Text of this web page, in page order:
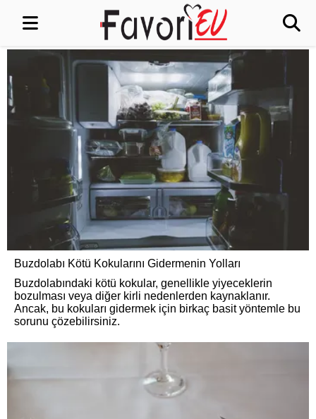
Buzdolabı Kötü Kokularını Gidermenin Yolları
Buzdolabındaki kötü kokular, genellikle yiyeceklerin
bozulması veya diğer kirli nedenlerden kaynaklanır.
Ancak, bu kokuları gidermek için birkaç basit yöntemle bu
sorunu çözebilirsiniz.